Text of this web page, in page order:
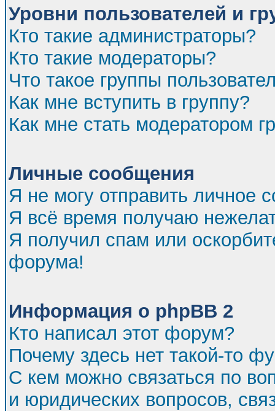
Уровни пользователей и
Кто такие администраторы?
Кто такие модераторы?
Что такое группы
Как мне вступить в группу?
Как мне стать модератором
Личные сообщения
Я не могу отправить личное
Я всё время получаю
Я получил спам или
форума!
Информация о phpBB 2
Кто написал этот форум?
Почему здесь нет такой-то
С кем можно связаться по
и юридических вопросов,